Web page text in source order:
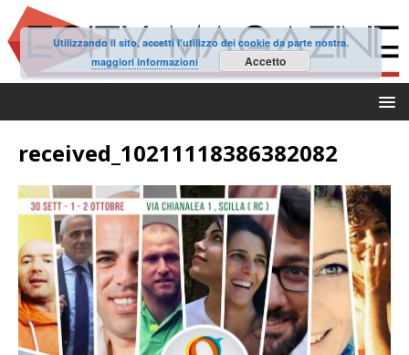
received_10211118386382082
Utilizzando il sito, accetti l'utilizzo dei cookie da parte nostra.
maggiori informazioni
Accetto